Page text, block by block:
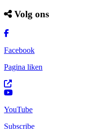
Volg ons
Facebook
Pagina liken
YouTube
Subscribe